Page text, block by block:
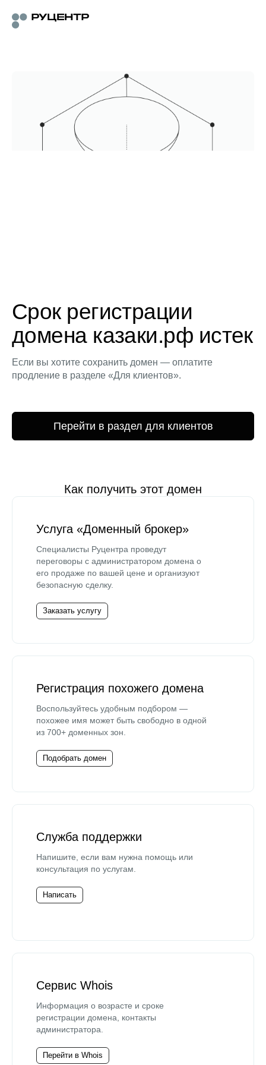
Срок регистрации
домена казаки.рф истек
Если вы хотите сохранить домен — оплатите
продление в разделе «Для клиентов».
Перейти в раздел для клиентов
Как получить этот домен
Услуга «Доменный брокер»
Специалисты Руцентра проведут
переговоры с администратором домена о
его продаже по вашей цене и организуют
безопасную сделку.
Заказать услугу
Регистрация похожего домена
Воспользуйтесь удобным подбором —
похожее имя может быть свободно в одной
из 700+ доменных зон.
Подобрать домен
Служба поддержки
Напишите, если вам нужна помощь или
консультация по услугам.
Написать
Сервис Whois
Информация о возрасте и сроке
регистрации домена, контакты
администратора.
Перейти в Whois